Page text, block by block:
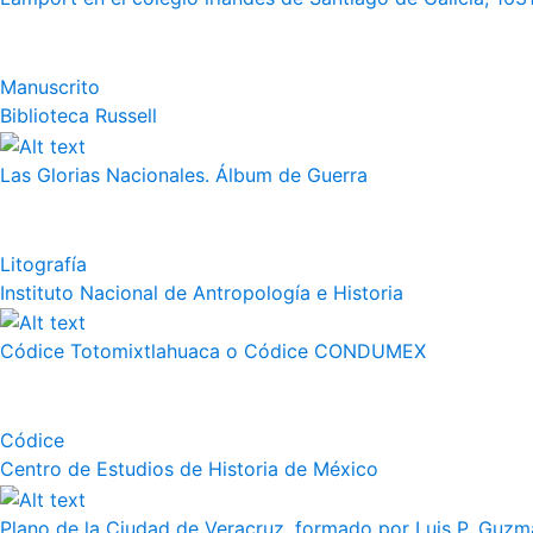
Manuscrito
Biblioteca Russell
Las Glorias Nacionales. Álbum de Guerra
Litografía
Instituto Nacional de Antropología e Historia
Códice Totomixtlahuaca o Códice CONDUMEX
Códice
Centro de Estudios de Historia de México
Plano de la Ciudad de Veracruz, formado por Luis P.